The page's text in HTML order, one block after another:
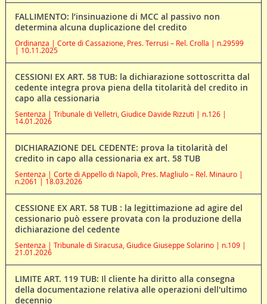
FALLIMENTO: l’insinuazione di MCC al passivo non
determina alcuna duplicazione del credito
Ordinanza | Corte di Cassazione, Pres. Terrusi – Rel. Crolla | n.29599
| 10.11.2025
CESSIONI EX ART. 58 TUB: la dichiarazione sottoscritta dal
cedente integra prova piena della titolarità del credito in
capo alla cessionaria
Sentenza | Tribunale di Velletri, Giudice Davide Rizzuti | n.126 |
14.01.2026
DICHIARAZIONE DEL CEDENTE: prova la titolarità del
credito in capo alla cessionaria ex art. 58 TUB
Sentenza | Corte di Appello di Napoli, Pres. Magliulo – Rel. Minauro |
n.2061 | 18.03.2026
CESSIONE EX ART. 58 TUB : la legittimazione ad agire del
cessionario può essere provata con la produzione della
dichiarazione del cedente
Sentenza | Tribunale di Siracusa, Giudice Giuseppe Solarino | n.109 |
21.01.2026
LIMITE ART. 119 TUB: Il cliente ha diritto alla consegna
della documentazione relativa alle operazioni dell'ultimo
decennio